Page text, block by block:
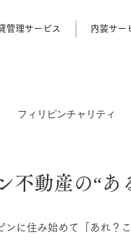
管理サービス 内装サー
フィリピンチャリティ
不動産の“あ
ンに住み始めて「あれ？